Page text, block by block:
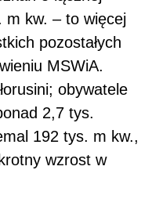
m kw. – to więcej
pozostałych
MSWiA.
obywatele
2,7 tys.
192 tys. m kw.,
wzrost w